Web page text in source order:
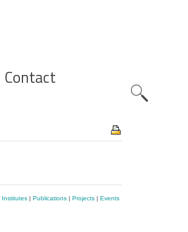
Contact
Institutes| Publications| Projects| Events